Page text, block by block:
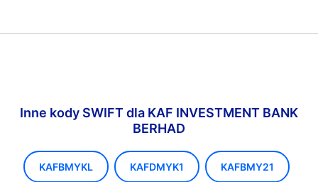
Inne kody SWIFT dla KAF INVESTMENT BANK
BERHAD
KAFBMYKL KAFDMYK1 KAFBMY21